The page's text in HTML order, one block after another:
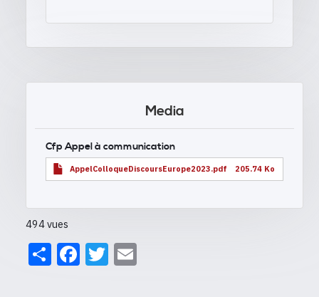
Media
Cfp Appel à communication
AppelColloqueDiscoursEurope2023.pdf 205.74 Ko
494 vues
ShareFacebook
Twitter